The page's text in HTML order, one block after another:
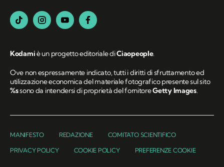
Kodamiè un progetto editoriale diCiaopeople.
Ove non espressamente indicato, tutti i diritti di sfruttamento ed
utilizzazione economica del materiale fotografico presente sul sito
%ssono da intendersi di proprietà del fornitoreGetty Images.
MANIFESTO REDAZIONE COMITATO SCIENTIFICO
PRIVACY POLICY COOKIE POLICY PREFERENZE COOKIE